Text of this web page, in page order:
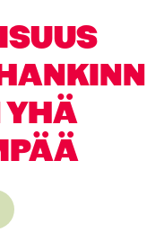
YHÄ